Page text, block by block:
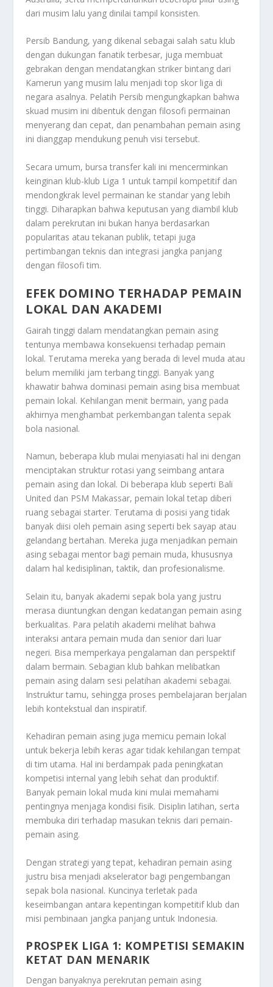
dari musim lalu yang dinilai tampil konsisten.
Persib Bandung, yang dikenal sebagai salah satu klub
dengan dukungan fanatik terbesar, juga membuat
gebrakan dengan mendatangkan striker bintang dari
Kamerun yang musim lalu menjadi top skor liga di
negara asalnya. Pelatih Persib mengungkapkan bahwa
skuad musim ini dibentuk dengan filosofi permainan
menyerang dan cepat, dan penambahan pemain asing
ini dianggap mendukung penuh visi tersebut.
Secara umum, bursa transfer kali ini mencerminkan
keinginan klub-klub Liga 1 untuk tampil kompetitif dan
mendongkrak level permainan ke standar yang lebih
tinggi. Diharapkan bahwa keputusan yang diambil klub
dalam perekrutan ini bukan hanya berdasarkan
popularitas atau tekanan publik, tetapi juga
pertimbangan teknis dan integrasi jangka panjang
dengan filosofi tim.
EFEK DOMINO TERHADAP PEMAIN
LOKAL DAN AKADEMI
Gairah tinggi dalam mendatangkan pemain asing
tentunya membawa konsekuensi terhadap pemain
lokal. Terutama mereka yang berada di level muda atau
belum memiliki jam terbang tinggi. Banyak yang
khawatir bahwa dominasi pemain asing bisa membuat
pemain lokal. Kehilangan menit bermain, yang pada
akhirnya menghambat perkembangan talenta sepak
bola nasional.
Namun, beberapa klub mulai menyiasati hal ini dengan
menciptakan struktur rotasi yang seimbang antara
pemain asing dan lokal. Di beberapa klub seperti Bali
United dan PSM Makassar, pemain lokal tetap diberi
ruang sebagai starter. Terutama di posisi yang tidak
banyak diisi oleh pemain asing seperti bek sayap atau
gelandang bertahan. Mereka juga menjadikan pemain
asing sebagai mentor bagi pemain muda, khususnya
dalam hal kedisiplinan, taktik, dan profesionalisme.
Selain itu, banyak akademi sepak bola yang justru
merasa diuntungkan dengan kedatangan pemain asing
berkualitas. Para pelatih akademi melihat bahwa
interaksi antara pemain muda dan senior dari luar
negeri. Bisa memperkaya pengalaman dan perspektif
dalam bermain. Sebagian klub bahkan melibatkan
pemain asing dalam sesi pelatihan akademi sebagai.
Instruktur tamu, sehingga proses pembelajaran berjalan
lebih kontekstual dan inspiratif.
Kehadiran pemain asing juga memicu pemain lokal
untuk bekerja lebih keras agar tidak kehilangan tempat
di tim utama. Hal ini berdampak pada peningkatan
kompetisi internal yang lebih sehat dan produktif.
Banyak pemain lokal muda kini mulai memahami
pentingnya menjaga kondisi fisik. Disiplin latihan, serta
membuka diri terhadap masukan teknis dari pemain-
pemain asing.
Dengan strategi yang tepat, kehadiran pemain asing
justru bisa menjadi akselerator bagi pengembangan
sepak bola nasional. Kuncinya terletak pada
keseimbangan antara kepentingan kompetitif klub dan
misi pembinaan jangka panjang untuk Indonesia.
PROSPEK LIGA 1: KOMPETISI SEMAKIN
KETAT DAN MENARIK
Dengan banyaknya perekrutan pemain asing